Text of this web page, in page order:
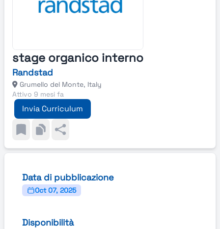
stage organico interno
Randstad
Grumello del Monte, Italy
Attivo 9 mesi fa
Invia Curriculum
Data di pubblicazione
Oct 07, 2025
Disponibilità